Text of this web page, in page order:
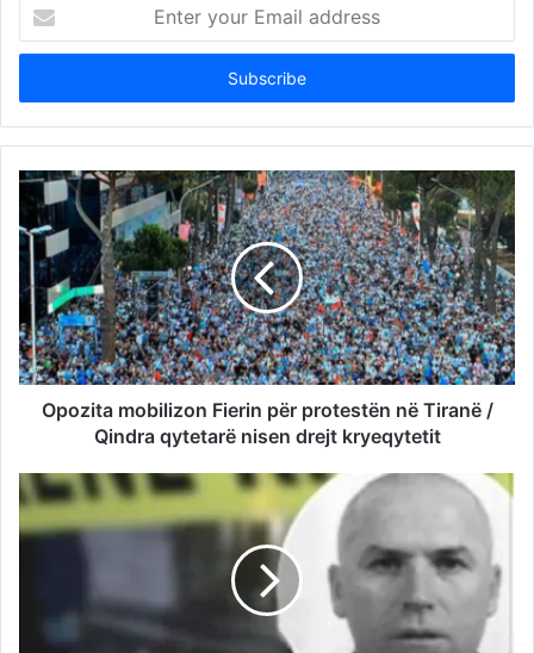
your
Email
Opozita mobilizon Fierin për protestën në Tiranë /
Qindra qytetarë nisen drejt kryeqytetit